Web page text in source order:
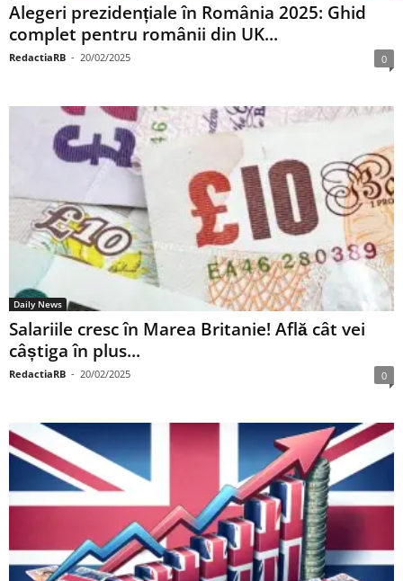
Alegeri prezidențiale în România 2025: Ghid
complet pentru românii din UK...
RedactiaRB - 20/02/2025 0
Daily News
Salariile cresc în Marea Britanie! Află cât vei
câștiga în plus...
RedactiaRB - 20/02/2025 0